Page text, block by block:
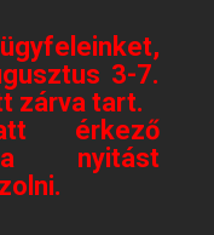
3-7.
zárva tart.
érkező
a nyitást